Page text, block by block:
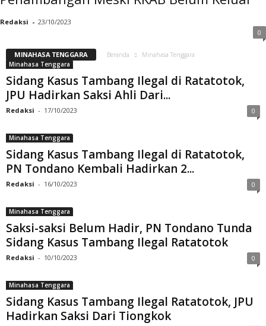
Redaksi - 23/10/2023
0
MINAHASA TENGGARA Beranda
Minahasa Tenggara
Minahasa Tenggara
Sidang Kasus Tambang Ilegal di Ratatotok,
JPU Hadirkan Saksi Ahli Dari...
Redaksi - 17/10/2023 0
Minahasa Tenggara
Sidang Kasus Tambang Ilegal di Ratatotok,
PN Tondano Kembali Hadirkan 2...
Redaksi - 16/10/2023 0
Minahasa Tenggara
Saksi-saksi Belum Hadir, PN Tondano Tunda
Sidang Kasus Tambang Ilegal Ratatotok
Redaksi - 10/10/2023 0
Minahasa Tenggara
Sidang Kasus Tambang Ilegal Ratatotok, JPU
Hadirkan Saksi Dari Tiongkok